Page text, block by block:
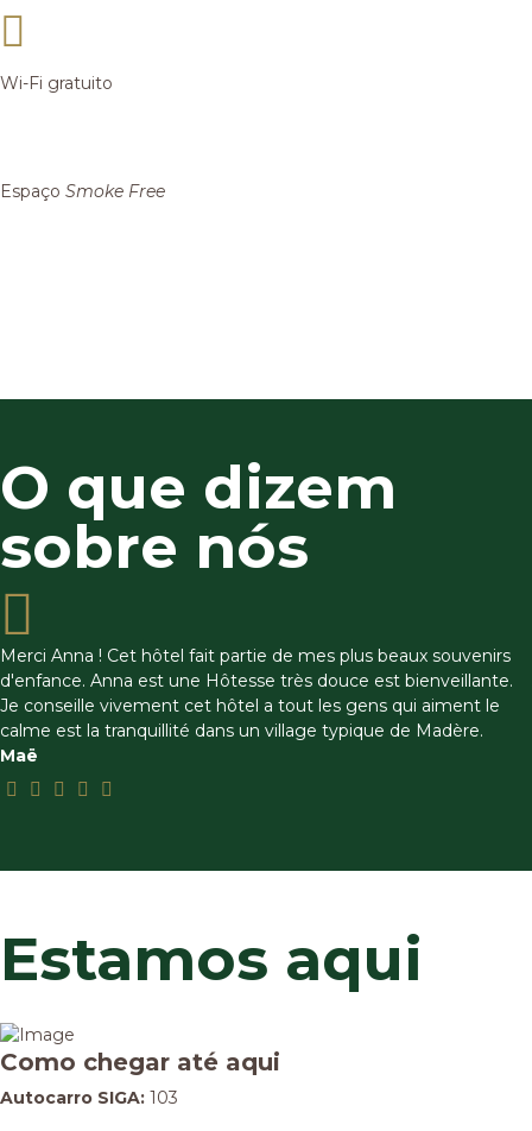
Wi-Fi gratuito
Espaço Smoke Free
O que dizem
sobre nós
Merci Anna ! Cet hôtel fait partie de mes plus beaux souvenirs
d'enfance. Anna est une Hôtesse très douce est bienveillante.
Je conseille vivement cet hôtel a tout les gens qui aiment le
calme est la tranquillité dans un village typique de Madère.
Maë
Estamos aqui
Como chegar até aqui
Autocarro SIGA: 103